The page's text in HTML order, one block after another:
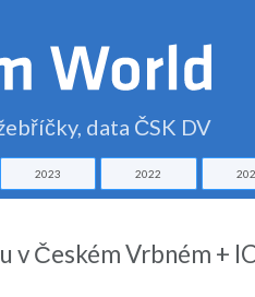
data ČSK DV
2023 2022
v Českém Vrbném +